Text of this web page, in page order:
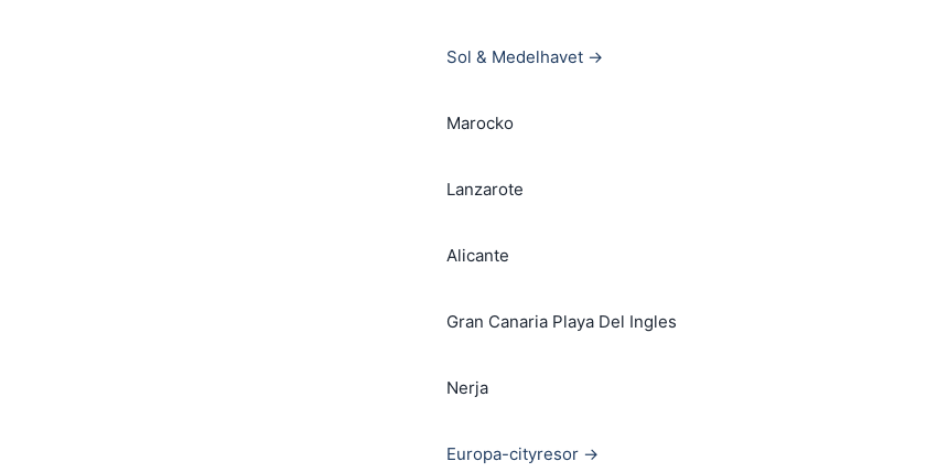
Sol & Medelhavet →
Marocko
Lanzarote
Alicante
Gran Canaria Playa Del Ingles
Nerja
Europa-cityresor →